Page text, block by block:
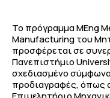
Το πρόγραμμα MEng
Manufacturing του
προσφέρεται σε
Πανεπιστήμιο
σχεδιασμένο
προδιαγραφές, όπως